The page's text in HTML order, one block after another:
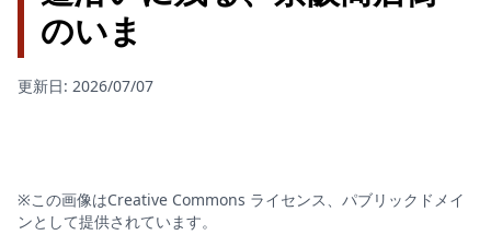
のいま
更新日: 2026/07/07
※この画像はCreative Commons ライセンス、パブリックドメイ
ンとして提供されています。